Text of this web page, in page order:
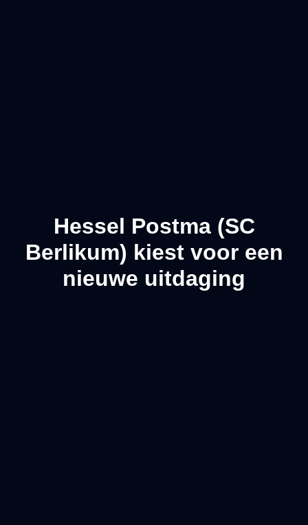
Hessel Postma (SC
Berlikum) kiest voor een
nieuwe uitdaging